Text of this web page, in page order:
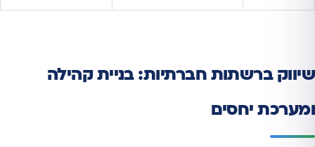
שיווק ברשתות חברתיות: בניית קהילה
ומערכת יחסים